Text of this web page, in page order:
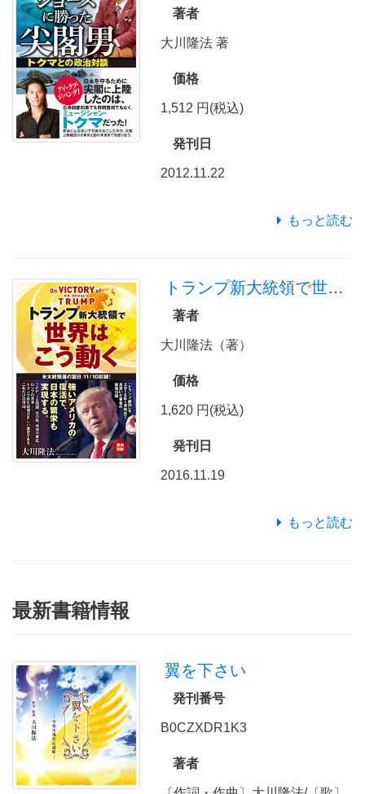
著者
大川隆法 著
価格
1,512 円(税込)
発刊日
2012.11.22
もっと読む
トランプ新大統領で世界はこう動く
著者
大川隆法（著）
価格
1,620 円(税込)
発刊日
2016.11.19
もっと読む
最新書籍情報
翼を下さい
発刊番号
B0CZXDR1K3
著者